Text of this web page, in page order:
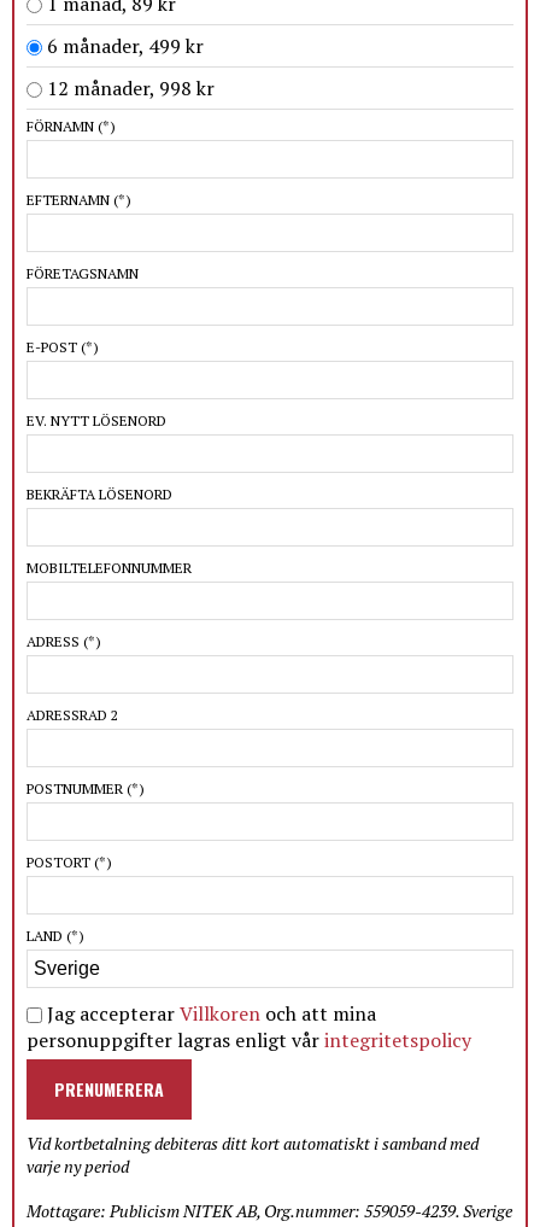
6 månader, 499 kr
12 månader, 998 kr
FÖRNAMN (*)
EFTERNAMN (*)
FÖRETAGSNAMN
E-POST (*)
EV. NYTT LÖSENORD
BEKRÄFTA LÖSENORD
MOBILTELEFONNUMMER
ADRESS (*)
ADRESSRAD 2
POSTNUMMER (*)
POSTORT (*)
LAND (*)
Jag accepterarVillkoren och att mina
personuppgifter lagras enligt vårintegritetspolicy
PRENUMERERA
Vid kortbetalning debiteras ditt kort automatiskt i samband med
varje ny period
Mottagare: Publicism NITEK AB, Org.nummer: 559059-4239. Sverige